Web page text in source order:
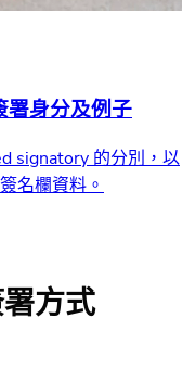
身分及例子
signatory 的分別，以
名欄資料。
方式